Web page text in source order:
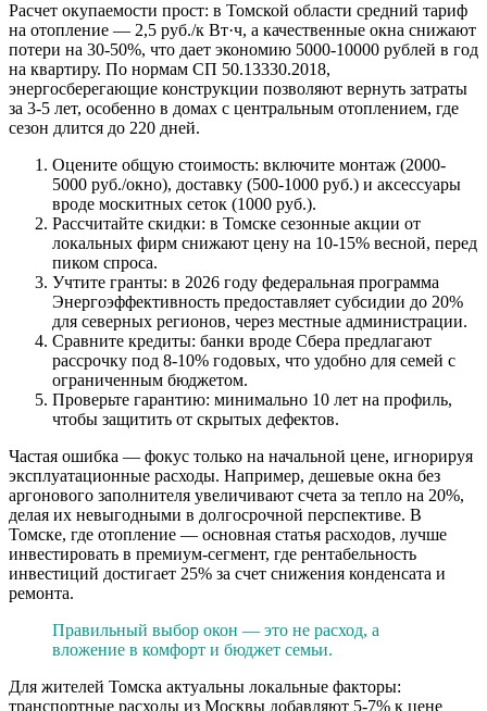
Расчет окупаемости прост: в Томской области средний тариф
на отопление — 2,5 руб./к Вт·ч, а качественные окна снижают
потери на 30-50%, что дает экономию 5000-10000 рублей в год
на квартиру. По нормам СП 50.13330.2018,
энергосберегающие конструкции позволяют вернуть затраты
за 3-5 лет, особенно в домах с центральным отоплением, где
сезон длится до 220 дней.
Оцените общую стоимость: включите монтаж (2000-
5000 руб./окно), доставку (500-1000 руб.) и аксессуары
вроде москитных сеток (1000 руб.).
Рассчитайте скидки: в Томске сезонные акции от
локальных фирм снижают цену на 10-15% весной, перед
пиком спроса.
Учтите гранты: в 2026 году федеральная программа
Энергоэффективность предоставляет субсидии до 20%
для северных регионов, через местные администрации.
Сравните кредиты: банки вроде Сбера предлагают
рассрочку под 8-10% годовых, что удобно для семей с
ограниченным бюджетом.
Проверьте гарантию: минимально 10 лет на профиль,
чтобы защитить от скрытых дефектов.
Частая ошибка — фокус только на начальной цене, игнорируя
эксплуатационные расходы. Например, дешевые окна без
аргонового заполнителя увеличивают счета за тепло на 20%,
делая их невыгодными в долгосрочной перспективе. В
Томске, где отопление — основная статья расходов, лучше
инвестировать в премиум-сегмент, где рентабельность
инвестиций достигает 25% за счет снижения конденсата и
ремонта.
Правильный выбор окон — это не расход, а
вложение в комфорт и бюджет семьи.
Для жителей Томска актуальны локальные факторы:
транспортные расходы из Москвы добавляют 5-7% к цене